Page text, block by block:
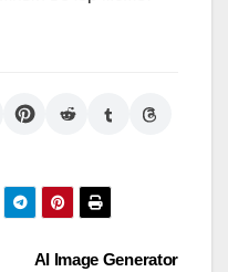
AI Image Generator